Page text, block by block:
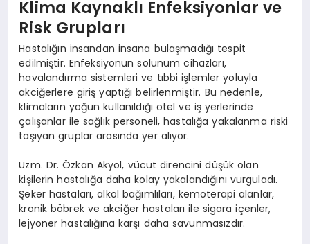
Klima Kaynaklı Enfeksiyonlar ve
Risk Grupları
Hastalığın insandan insana bulaşmadığı tespit
edilmiştir. Enfeksiyonun solunum cihazları,
havalandırma sistemleri ve tıbbi işlemler yoluyla
akciğerlere giriş yaptığı belirlenmiştir. Bu nedenle,
klimaların yoğun kullanıldığı otel ve iş yerlerinde
çalışanlar ile sağlık personeli, hastalığa yakalanma riski
taşıyan gruplar arasında yer alıyor.
Uzm. Dr. Özkan Akyol, vücut direncini düşük olan
kişilerin hastalığa daha kolay yakalandığını vurguladı.
Şeker hastaları, alkol bağımlıları, kemoterapi alanlar,
kronik böbrek ve akciğer hastaları ile sigara içenler,
lejyoner hastalığına karşı daha savunmasızdır.